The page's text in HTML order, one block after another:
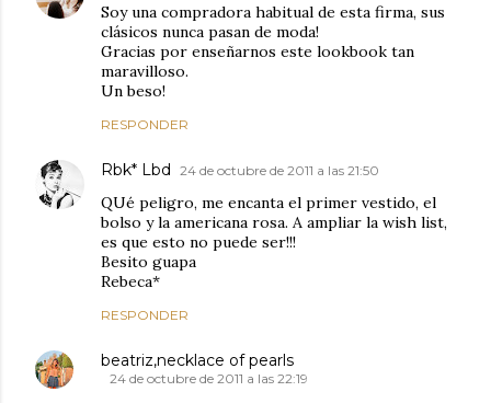
Soy una compradora habitual de esta firma, sus
clásicos nunca pasan de moda!
Gracias por enseñarnos este lookbook tan
maravilloso.
Un beso!
RESPONDER
Rbk* Lbd 24 de octubre de 2011 a las 21:50
QUé peligro, me encanta el primer vestido, el
bolso y la americana rosa. A ampliar la wish list,
es que esto no puede ser!!!
Besito guapa
Rebeca*
RESPONDER
beatriz,necklace of pearls
24 de octubre de 2011 a las 22:19